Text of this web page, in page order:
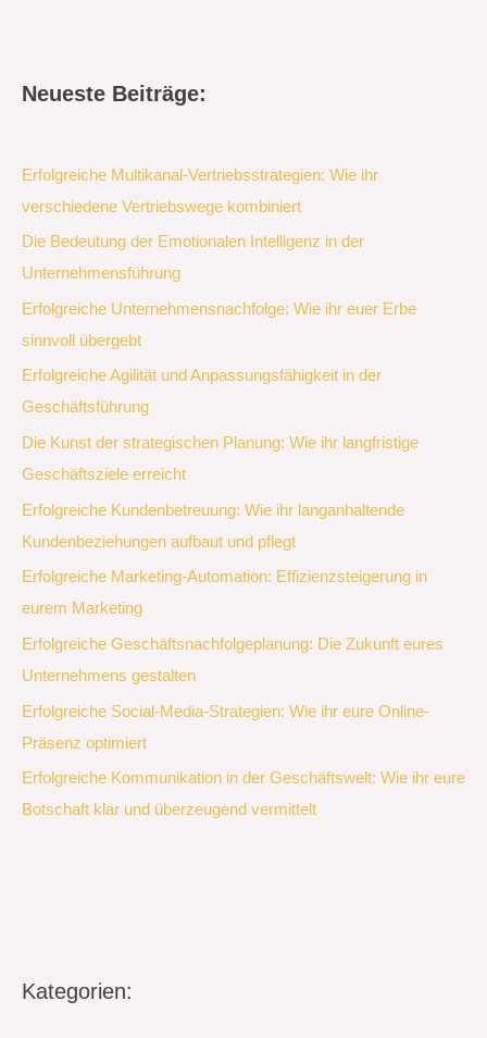
Neueste Beiträge:
Erfolgreiche Multikanal-Vertriebsstrategien: Wie ihr
verschiedene Vertriebswege kombiniert
Die Bedeutung der Emotionalen Intelligenz in der
Unternehmensführung
Erfolgreiche Unternehmensnachfolge: Wie ihr euer Erbe
sinnvoll übergebt
Erfolgreiche Agilität und Anpassungsfähigkeit in der
Geschäftsführung
Die Kunst der strategischen Planung: Wie ihr langfristige
Geschäftsziele erreicht
Erfolgreiche Kundenbetreuung: Wie ihr langanhaltende
Kundenbeziehungen aufbaut und pflegt
Erfolgreiche Marketing-Automation: Effizienzsteigerung in
eurem Marketing
Erfolgreiche Geschäftsnachfolgeplanung: Die Zukunft eures
Unternehmens gestalten
Erfolgreiche Social-Media-Strategien: Wie ihr eure Online-
Präsenz optimiert
Erfolgreiche Kommunikation in der Geschäftswelt: Wie ihr eure
Botschaft klar und überzeugend vermittelt
Kategorien: